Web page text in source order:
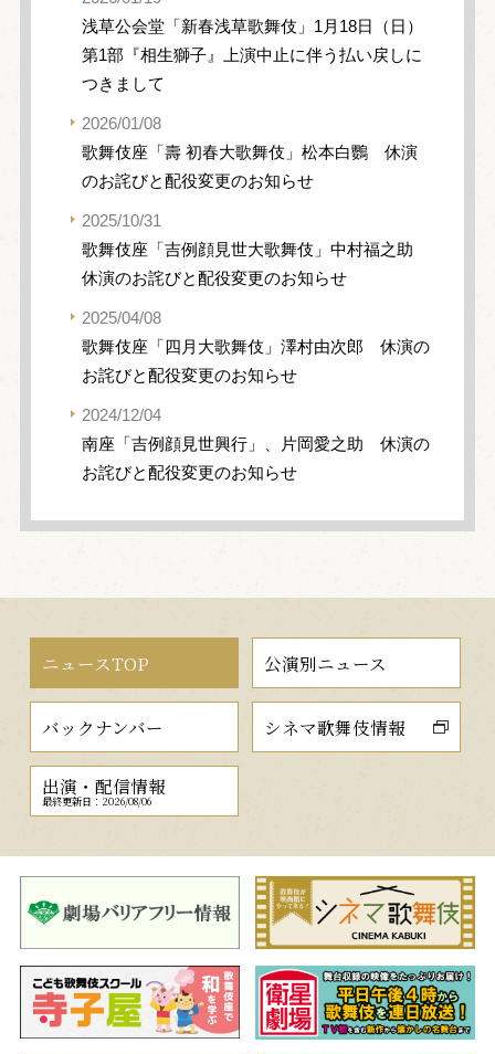
浅草公会堂「新春浅草歌舞伎」1月18日（日）
第1部『相生獅子』上演中止に伴う払い戻しに
つきまして
2026/01/08
歌舞伎座「壽 初春大歌舞伎」松本白鸚 休演
のお詫びと配役変更のお知らせ
2025/10/31
歌舞伎座「吉例顔見世大歌舞伎」中村福之助
休演のお詫びと配役変更のお知らせ
2025/04/08
歌舞伎座「四月大歌舞伎」澤村由次郎 休演の
お詫びと配役変更のお知らせ
2024/12/04
南座「吉例顔見世興行」、片岡愛之助 休演の
お詫びと配役変更のお知らせ
ニュースTOP 公演別ニュース
バックナンバー シネマ歌舞伎情報
出演・配信情報
最終更新日：2026/08/06